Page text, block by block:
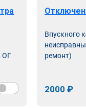
ОГ
Впускного
ремонт)
2000 ₽